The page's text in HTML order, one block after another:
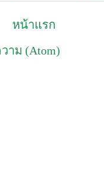
หน้าแรก
าม (Atom)